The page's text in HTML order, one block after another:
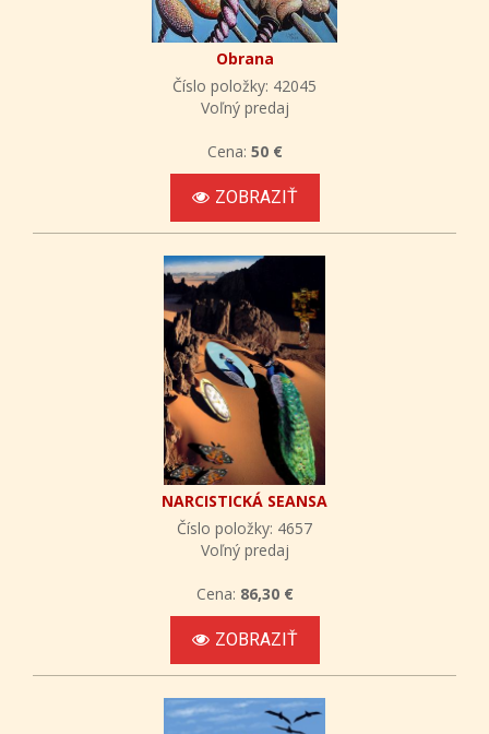
Obrana
Číslo položky: 42045
Voľný predaj
Cena: 50 €
ZOBRAZIŤ
NARCISTICKÁ SEANSA
Číslo položky: 4657
Voľný predaj
Cena: 86,30 €
ZOBRAZIŤ